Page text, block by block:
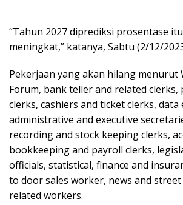
“Tahun 2027 diprediksi prosentase
meningkat,” katanya, Sabtu (2/12/
Pekerjaan yang akan hilang menurut
Forum, bank teller and related clerks,
clerks, cashiers and ticket clerks, data
administrative and executive
recording and stock keeping clerks,
bookkeeping and payroll clerks,
officials, statistical, finance and
to door sales worker, news and
related workers.